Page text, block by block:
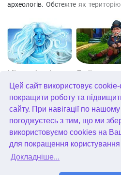
Цей сайт використовує
покращити роботу та
сайту. При навігації по
погоджуєтесь з тим, що ми
використовуємо cookies на
для покращення
Докладніше...
археологів. Обстежте як
головоломки. Головне, не
інформацію у щоденник. Різні
співслужать вам правильну
Неспокійні часи нині…
Небесні землі. Пробудження гігантів. колекційне видання